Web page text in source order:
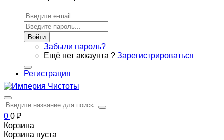
Войти
Забыли пароль?
Ещё нет аккаунта ? Зарегистрироваться
Регистрация
0 0 ₽
Корзина
Корзина пуста